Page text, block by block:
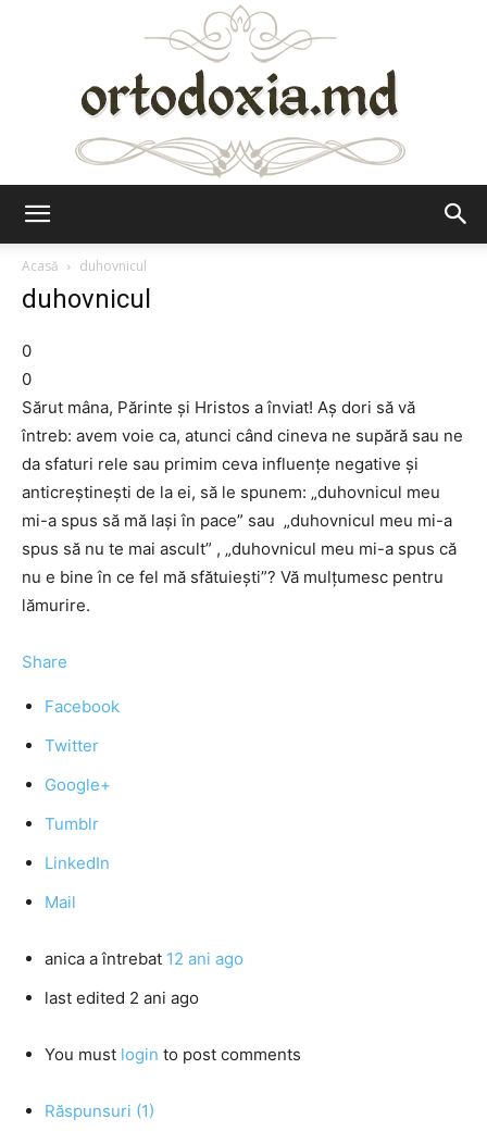
Acasă
duhovnicul
duhovnicul
0
0
Sărut mâna, Părinte şi Hristos a înviat! Aş dori să vă
întreb: avem voie ca, atunci când cineva ne supără sau ne
da sfaturi rele sau primim ceva influenţe negative şi
anticreştineşti de la ei, să le spunem: „duhovnicul meu
mi-a spus să mă laşi în pace” sau „duhovnicul meu mi-a
spus să nu te mai ascult” , „duhovnicul meu mi-a spus că
nu e bine în ce fel mă sfătuieşti”? Vă mulţumesc pentru
lămurire.
Share
Facebook
Twitter
Google+
Tumblr
LinkedIn
Mail
anica a întrebat 12 ani ago
last edited 2 ani ago
You must login to post comments
Răspunsuri (1)